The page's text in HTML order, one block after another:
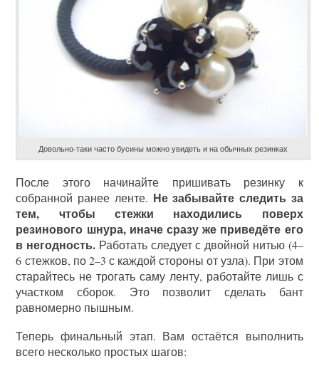
Довольно-таки часто бусины можно увидеть и на обычных резинках
После этого начинайте пришивать резинку к
собранной ранее ленте. Не забывайте следить за
тем, чтобы стежки находились поверх
резинового шнура, иначе сразу же приведёте его
в негодность. Работать следует с двойной нитью (4–
6 стежков, по 2–3 с каждой стороны от узла). При этом
старайтесь не трогать саму ленту, работайте лишь с
участком сборок. Это позволит сделать бант
равномерно пышным.
Теперь финальный этап. Вам остаётся выполнить
всего несколько простых шагов: